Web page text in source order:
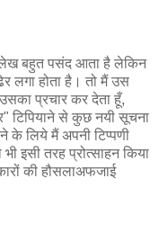
लेख बहुत पसंद आता है लेकिन
लगा होता है। तो मैं उस
प्रचार कर देता हूँ,
टिपियाने से कुछ नयी सूचना
के लिये मैं अपनी टिप्पणी
इसी तरह प्रोत्साहन किया
की हौसलाअफजाई